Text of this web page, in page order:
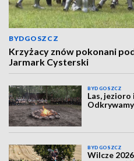
BYDGOSZCZ
Krzyżacy znów pokonani
Jarmark Cysterski
BYDGOSZCZ
Las, jezioro
BYDGOSZCZ
Wilcze